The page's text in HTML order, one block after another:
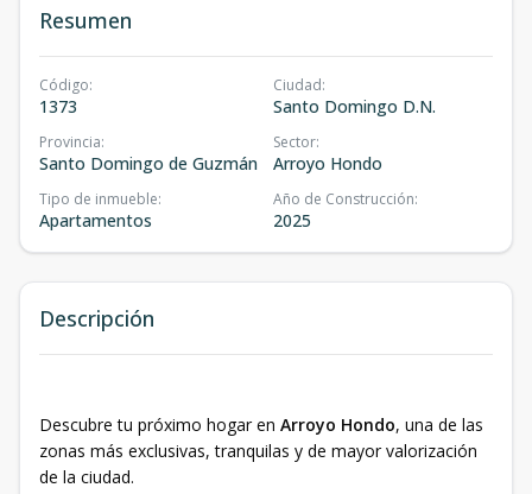
Resumen
Código:
1373
Ciudad:
Santo Domingo D.N.
Provincia:
Santo Domingo de Guzmán
Sector:
Arroyo Hondo
Tipo de inmueble:
Apartamentos
Año de Construcción:
2025
Descripción
Descubre tu próximo hogar en Arroyo Hondo, una de las
zonas más exclusivas, tranquilas y de mayor valorización
de la ciudad.